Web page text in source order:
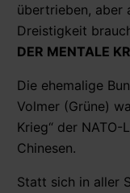
übertrieben, aber
Dreistigkeit
DER MENTALE
Die ehemalige
Volmer (Grüne)
Krieg“ der NATO-
Chinesen.
Statt sich in aller